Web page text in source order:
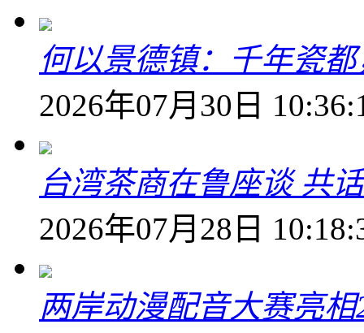
何以景德镇：千年瓷
2026年07月30日
台湾茶商在鲁座谈 共
2026年07月28日
两岸动漫配音大赛亮